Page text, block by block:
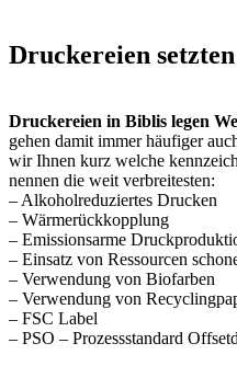
Druckereien
Druckereien in Biblis legen
gehen damit immer häufiger
wir Ihnen kurz welche
nennen die weit verbreitesten:
– Alkoholreduziertes Drucken
– Wärmerückkopplung
– Emissionsarme
– Einsatz von Ressourcen
– Verwendung von Biofarben
– Verwendung von
– FSC Label
– PSO – Prozessstandard